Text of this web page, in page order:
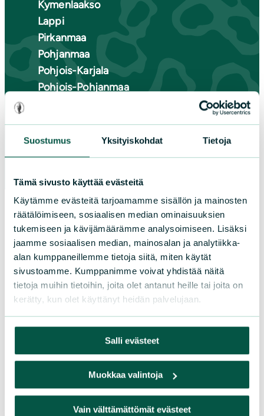
Suostumus Yksityiskohdat Tietoja
Tämä sivusto käyttää evästeitä
Käytämme evästeitä tarjoamamme sisällön ja mainosten
räätälöimiseen, sosiaalisen median ominaisuuksien
tukemiseen ja kävijämäärämme analysoimiseen. Lisäksi
jaamme sosiaalisen median, mainosalan ja analytiikka-
alan kumppaneillemme tietoja siitä, miten käytät
sivustoamme. Kumppanimme voivat yhdistää näitä
tietoja muihin tietoihin, joita olet antanut heille tai joita on
kerätty, kun olet käyttänyt heidän palvelujaan.
Salli evästeet
Muokkaa valintoja
Vain välttämättömät evästeet
Kymenlaakso
Lappi
Pirkanmaa
Pohjanmaa
Pohjois-Karjala
Pohjois-Pohjanmaa
Uusimaa
Liity